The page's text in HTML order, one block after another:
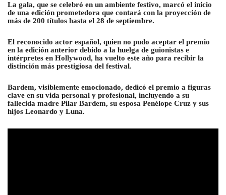
La gala, que se celebró en un ambiente festivo, marcó el inicio
de una edición prometedora que contará con la proyección de
más de 200 títulos hasta el 28 de septiembre.
El reconocido actor español, quien no pudo aceptar el premio
en la edición anterior debido a la huelga de guionistas e
intérpretes en Hollywood, ha vuelto este año para recibir la
distinción más prestigiosa del festival.
Bardem, visiblemente emocionado, dedicó el premio a figuras
clave en su vida personal y profesional, incluyendo a su
fallecida madre Pilar Bardem, su esposa Penélope Cruz y sus
hijos Leonardo y Luna.